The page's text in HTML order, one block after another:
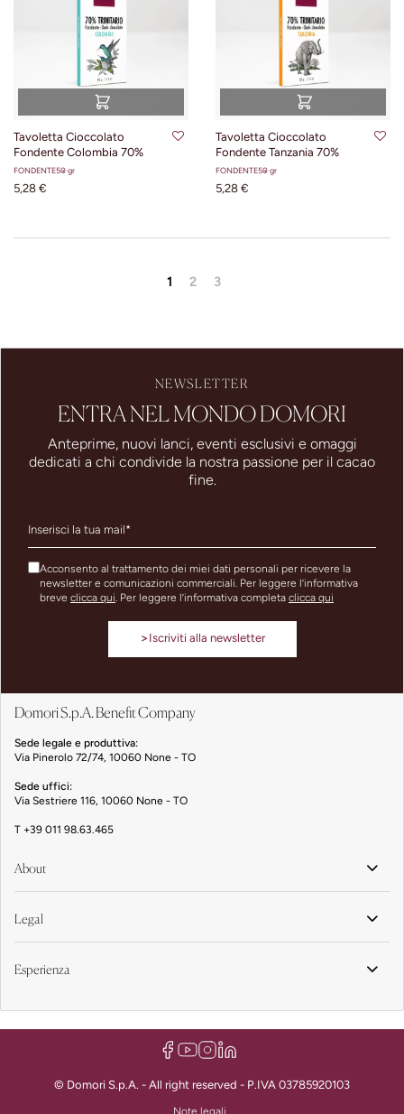
Tavoletta Cioccolato
Fondente Colombia 70%
FONDENTE50 gr
5,28 €
Tavoletta Cioccolato
Fondente Tanzania 70%
FONDENTE50 gr
5,28 €
1 2 3
Domori S.p.A. Benefit Company
Sede legale e produttiva:
Via Pinerolo 72/74, 10060 None - TO
Sede uffici:
Via Sestriere 116, 10060 None - TO
T +39 011 98.63.465
About
Legal
Esperienza
NEWSLETTER
ENTRA NEL MONDO DOMORI
Anteprime, nuovi lanci, eventi esclusivi e omaggi
dedicati a chi condivide la nostra passione per il cacao
fine.
Acconsento al trattamento dei miei dati personali per ricevere la
newsletter e comunicazioni commerciali. Per leggere l’informativa
breve clicca qui. Per leggere l’informativa completa clicca qui
> Iscriviti alla newsletter
© Domori S.p.A. - All right reserved - P.IVA 03785920103
Note legali